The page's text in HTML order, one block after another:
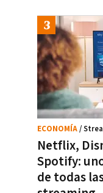
Netflix,
Spotify:
de todas
ECONOMÍA/